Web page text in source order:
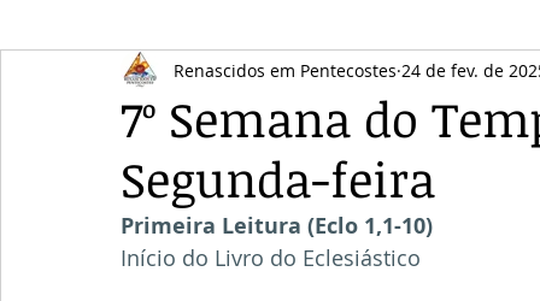
Pentecostes Galeria Orações Saúde
7º Semana do
Segunda-feira
Renascidos em Pentecostes 24 de fev. de
Primeira Leitura (Eclo 1,1-10)
Início do Livro do Eclesiástico